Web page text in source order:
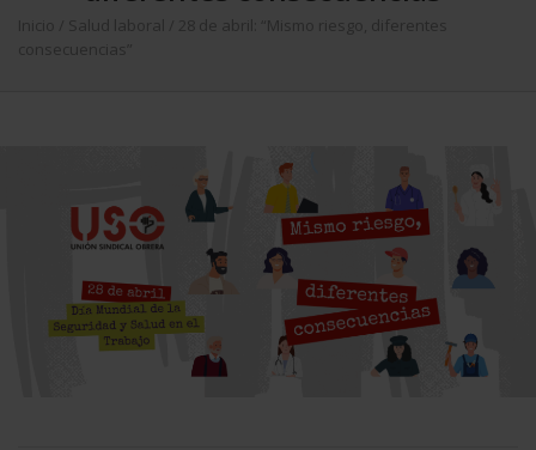
Inicio Salud laboral
28 de abril: “Mismo riesgo, diferentes
consecuencias”